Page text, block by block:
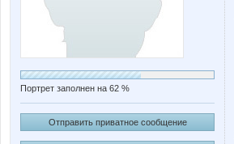
Портрет заполнен на 62 %
Отправить приватное сообщение